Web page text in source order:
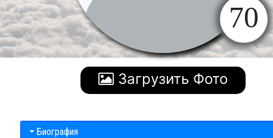
70
Загрузить Фото
Биография